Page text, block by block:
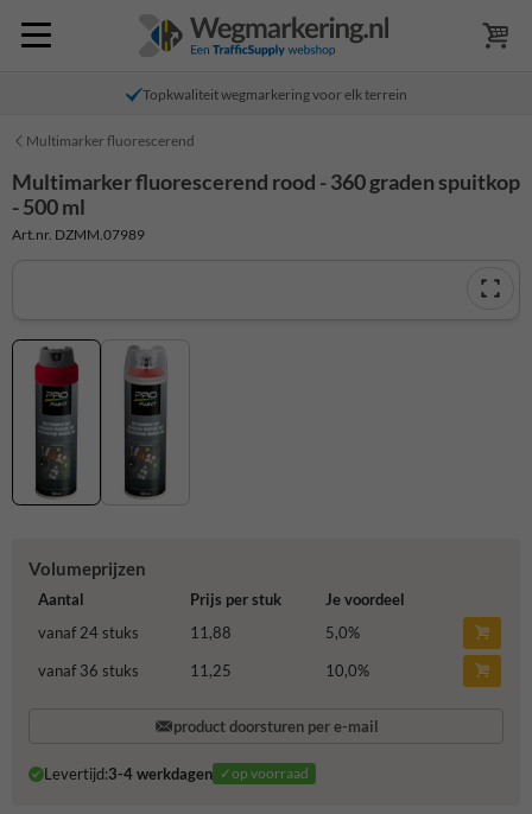
Topkwaliteit wegmarkering voor elk terrein
Multimarker fluorescerend
Multimarker fluorescerend rood - 360 graden spuitkop
- 500 ml
Art.nr. DZMM.07989
Volumeprijzen
Aantal Prijs per stuk
Je voordeel
vanaf 24 stuks
11,88 5,0%
vanaf 36 stuks
11,25 10,0%
product doorsturen per e-mail
Levertijd:3-4 werkdagen ✓op voorraad